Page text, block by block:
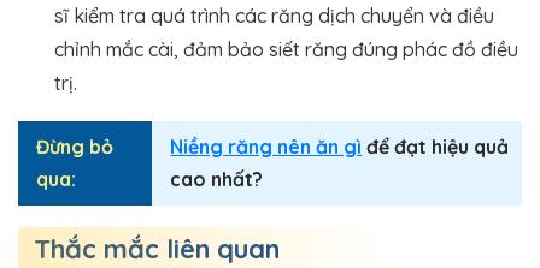
sĩ kiểm tra quá trình các răng dịch chuyển và điều
chỉnh mắc cài, đảm bảo siết răng đúng phác đồ điều
trị.
Đừng bỏ
qua:
Niềng răng nên ăn gì để đạt hiệu quả
cao nhất?
Thắc mắc liên quan